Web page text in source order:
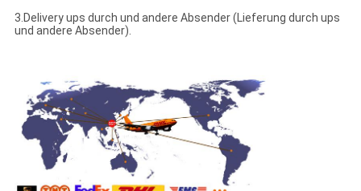
3.Delivery ups durch und andere Absender (Lieferung durch ups
und andere Absender).